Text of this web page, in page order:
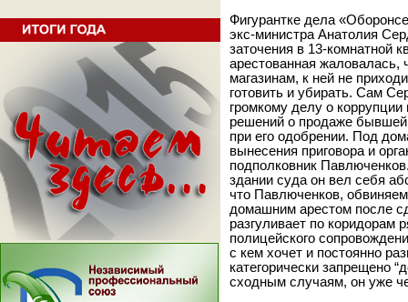
Фигурантке дела
экс-министра Анатолия
заточения в 13-комнатной
арестованная жаловалась,
магазинам, к ней не
готовить и убирать. Сам
громкому делу о
решений о продаже бывшей
при его одобрении. Под
вынесения приговора и
подполковник
здании суда он вел себя
что Павлюченков,
домашним арестом после
разгуливает по коридорам
полицейского
с кем хочет и постоянно
категорически запрещено
сходным случаям, он уже